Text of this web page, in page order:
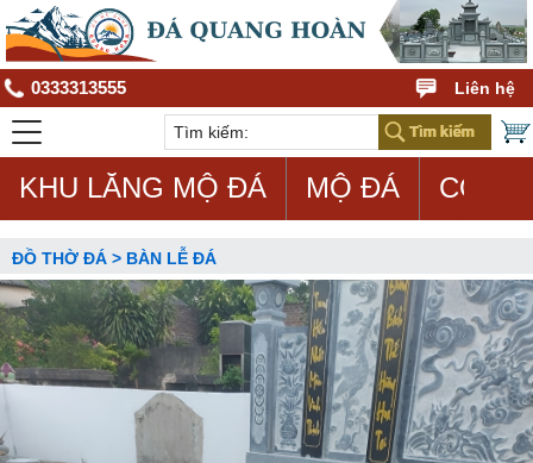
0333313555 Liên hệ
KHU LĂNG MỘ ĐÁ MỘ ĐÁ CON
ĐỒ THỜ ĐÁ > BÀN LỄ ĐÁ